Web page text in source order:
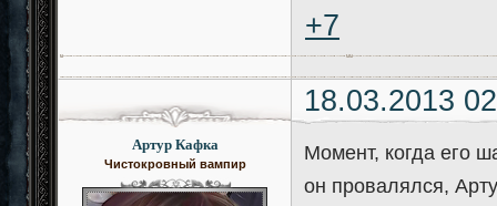
+7
18.03.2013
Артур Кафка
Чистокровный вампир
Момент, когда его
он провалялся,